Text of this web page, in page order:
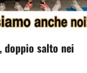
doppio salto nei